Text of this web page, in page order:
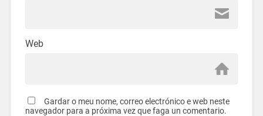
Web
Gardar o meu nome, correo electrónico e web neste
navegador para a próxima vez que faga un comentario.